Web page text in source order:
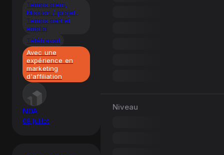
Temps plein,
Mission / projet,
Temps partiel
emploi
Télétravail
Avec une
expérience en
marketing
d'affiliation
NDA
08 juillet
Niveau